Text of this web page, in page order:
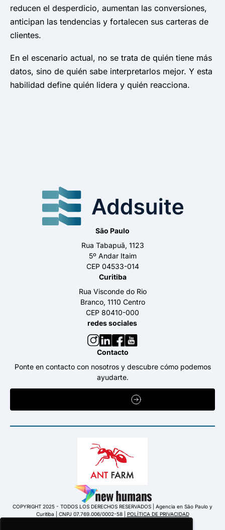
reducen el desperdicio, aumentan las conversiones,
anticipan las tendencias y fortalecen sus carteras de
clientes.
En el escenario actual, no se trata de quién tiene más
datos, sino de quién sabe interpretarlos mejor. Y esta
habilidad define quién lidera y quién reacciona.
São Paulo
Rua Tabapuã, 1123
5º Andar Itaim
CEP 04533-014
Curitiba
Rua Visconde do Rio
Branco, 1110 Centro
CEP 80410-000
redes sociales
Contacto
Ponte en contacto con nosotros y descubre cómo podemos
ayudarte.
COPYRIGHT 2025 - TODOS LOS DERECHOS RESERVADOS | Agencia en São Paulo y
Curitiba | CNPJ 07.769.006/0002-58 | POLÍTICA DE PRIVACIDAD